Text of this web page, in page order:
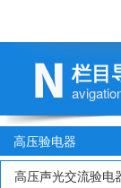
栏目
高压验电器
高压声光交流验电